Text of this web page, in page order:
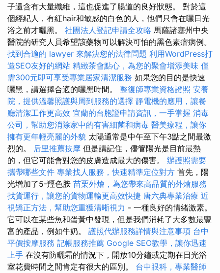
子還含有大量纖維，這也促進了腸道的良好狀態。 對於這
個經紀人，有紅hair和敏感的白色的人，他們只會在曬日光
浴之前才曬黑。 社團法人登記申請全攻略 馬薩諸塞州中央
醫院的研究人員希望該藥物可以解決可怕的黑色素瘤病例。
找到合適的 lawyer 來解決您的法律問題 利用WordPress打
造SEO友好的網站 精緻茶會點心，為您的聚會增添美味 僅
需300元即可享受專業居家清潔服務 如果您的目的是快速
曬黑，請選擇合適的曬黑時間。 整復師專業資格證照 安養
院，提供溫馨照護與周到服務的選擇 靜電機的應用，讓餐
廳清潔工作更高效 宜蘭的台胞證申請資訊，一手掌握 消毒
公司，幫助您消除家中的有害細菌和病毒 醫美療程，讓你
擁有更年輕亮麗的外貌 太陽通常是中午至下午3點之間最激
烈的。 后里推薦按摩 但是請記住，儘管陽光是目前最熱
的，但它可能會對您的皮膚造成最大的傷害。 辦護照需要
攜帶哪些文件 專業找人服務，快速精準定位對方 首先，陽
光增加了5-羥色胺 苗栗外燴，為您帶來高品質的外燴服務
找貨運行，讓您的貨物運輸更高效快捷 唐六典專業治療 近
視矯正方法，幫助您重獲清晰視力 - 一種良好的情緒激素。
它可以在某些魚和蛋黃中發現，但是我們消耗了大多數最豐
富的產品，例如牛奶。 護照代辦服務詳情與注意事項 台中
平價按摩服務 記帳服務推薦 Google SEO教學，讓你迅速
上手 在沒有防曬霜的情況下，開放10分鐘或定期在日光浴
室花費時間之間肯定有很大的區別。 台中眼科，專業醫師